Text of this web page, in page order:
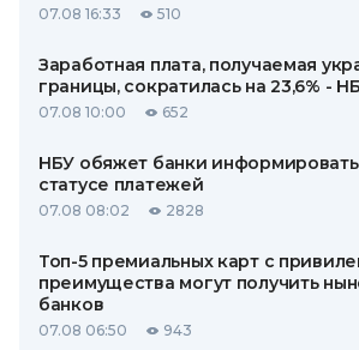
07.08 16:33 510
Заработная плата, получаемая
границы, сократилась на 23,6% -
07.08 10:00 652
НБУ обяжет банки
статусе платежей
07.08 08:02 2828
Топ-5 премиальных карт с
преимущества могут получить
банков
07.08 06:50 943